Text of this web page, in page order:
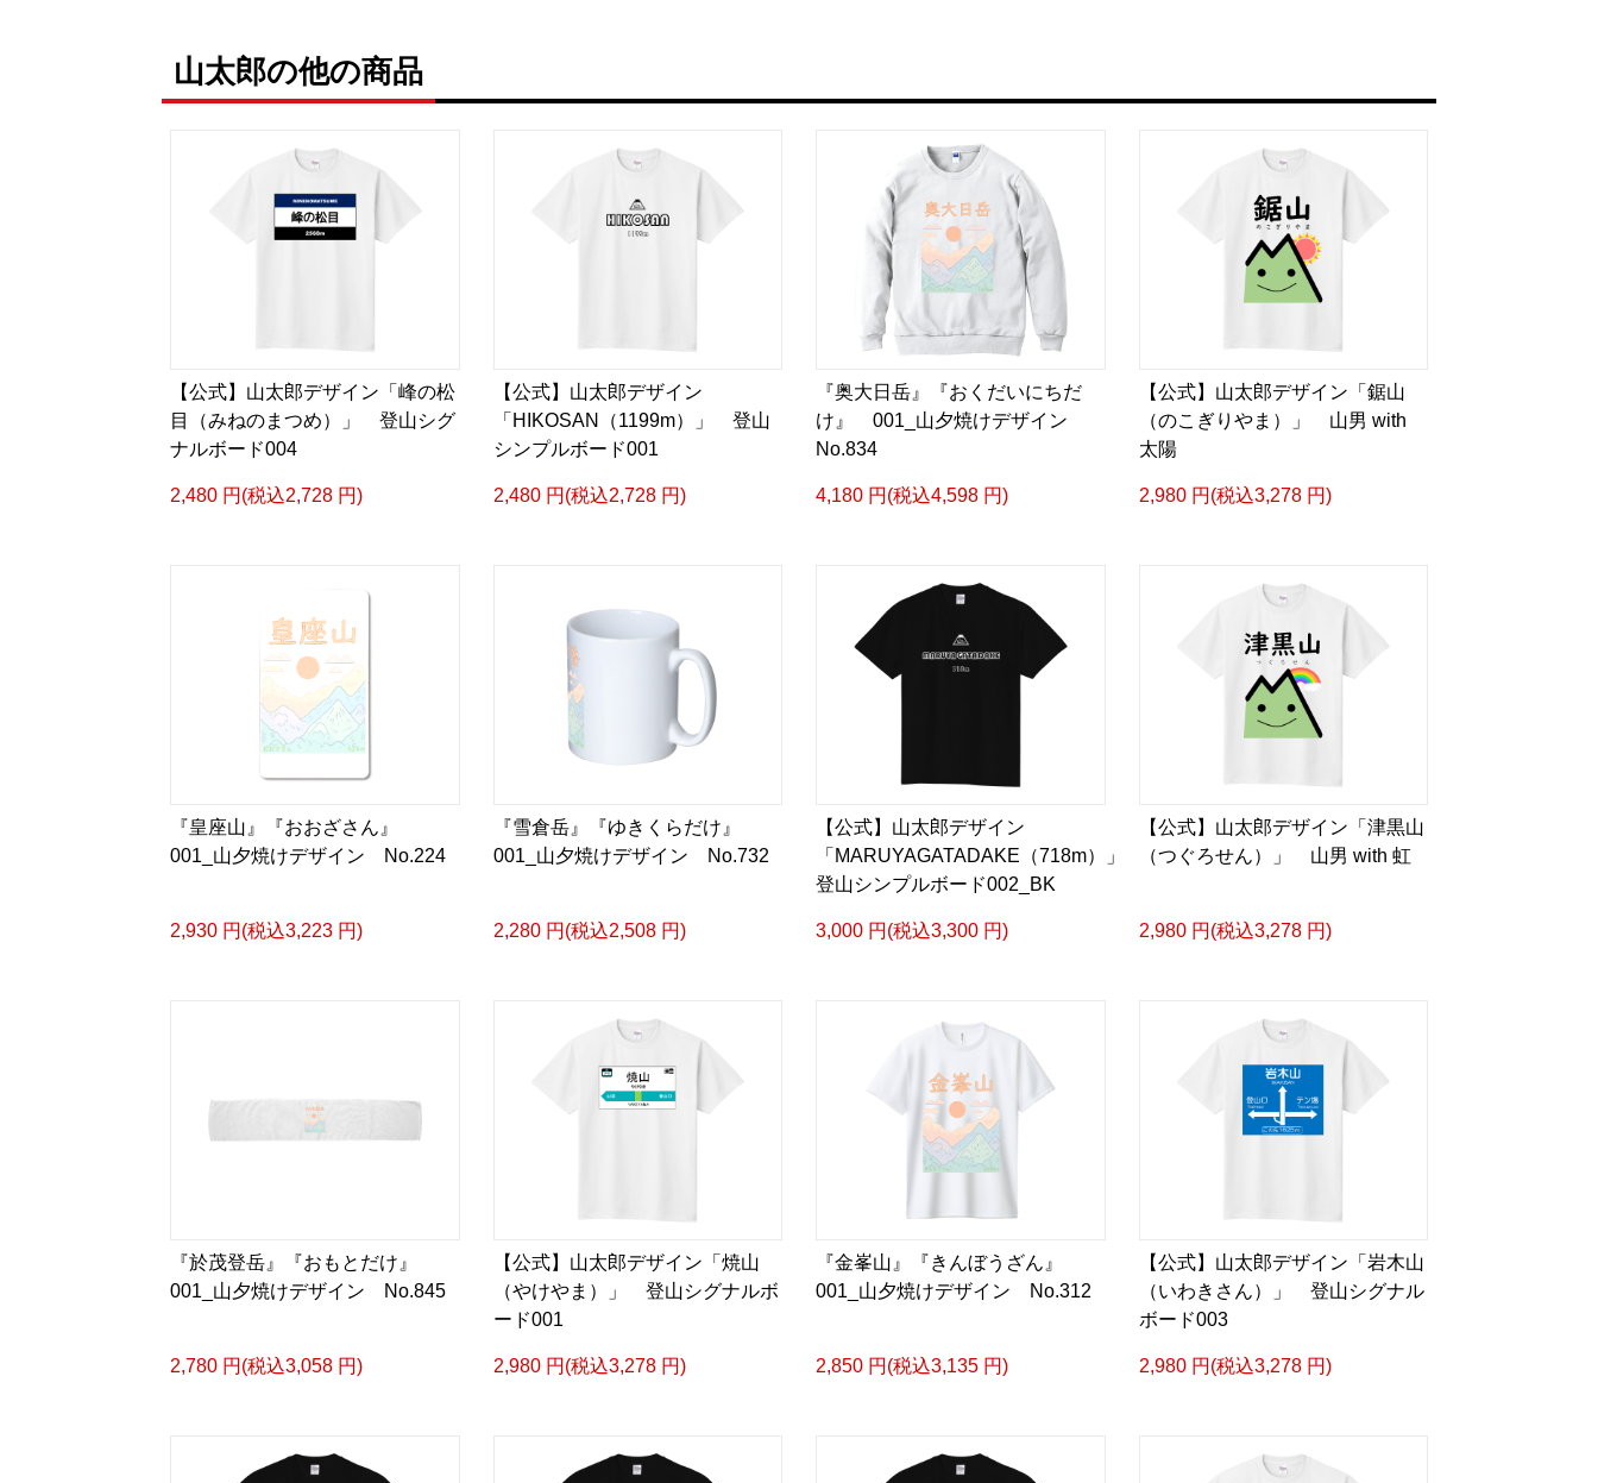
山太郎の他の商品
【公式】山太郎デザイン「峰の松
目（みねのまつめ）」 登山シグ
ナルボード004
2,480 円(税込2,728 円)
【公式】山太郎デザイン
「HIKOSAN（1199m）」 登山
シンプルボード001
2,480 円(税込2,728 円)
『奥大日岳』『おくだいにちだ
け』 001_山夕焼けデザイン
No.834
4,180 円(税込4,598 円)
【公式】山太郎デザイン「鋸山
（のこぎりやま）」 山男 with
太陽
2,980 円(税込3,278 円)
『皇座山』『おおざさん』
001_山夕焼けデザイン No.224
2,930 円(税込3,223 円)
『雪倉岳』『ゆきくらだけ』
001_山夕焼けデザイン No.732
2,280 円(税込2,508 円)
【公式】山太郎デザイン
「MARUYAGATADAKE（718m）」
登山シンプルボード002_BK
3,000 円(税込3,300 円)
【公式】山太郎デザイン「津黒山
（つぐろせん）」 山男 with 虹
2,980 円(税込3,278 円)
『於茂登岳』『おもとだけ』
001_山夕焼けデザイン No.845
2,780 円(税込3,058 円)
【公式】山太郎デザイン「焼山
（やけやま）」 登山シグナルボ
ード001
2,980 円(税込3,278 円)
『金峯山』『きんぼうざん』
001_山夕焼けデザイン No.312
2,850 円(税込3,135 円)
【公式】山太郎デザイン「岩木山
（いわきさん）」 登山シグナル
ボード003
2,980 円(税込3,278 円)